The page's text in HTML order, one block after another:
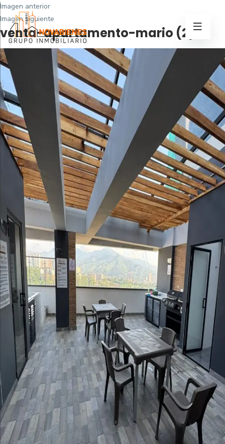
Imagen anterior
Imagen siguiente
venta-apartamento-mario (2)